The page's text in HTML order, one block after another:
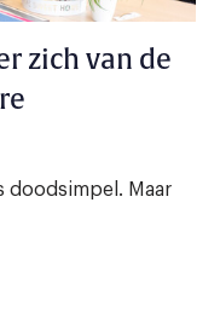
zich van de
doodsimpel. Maar